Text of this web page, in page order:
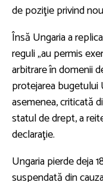
de poziţie privind
Însă Ungaria a
reguli „au permis
arbitrare în domenii
protejarea bugetului
asemenea, criticată
statul de drept, a
declaraţie.
Ungaria pierde deja
suspendată din